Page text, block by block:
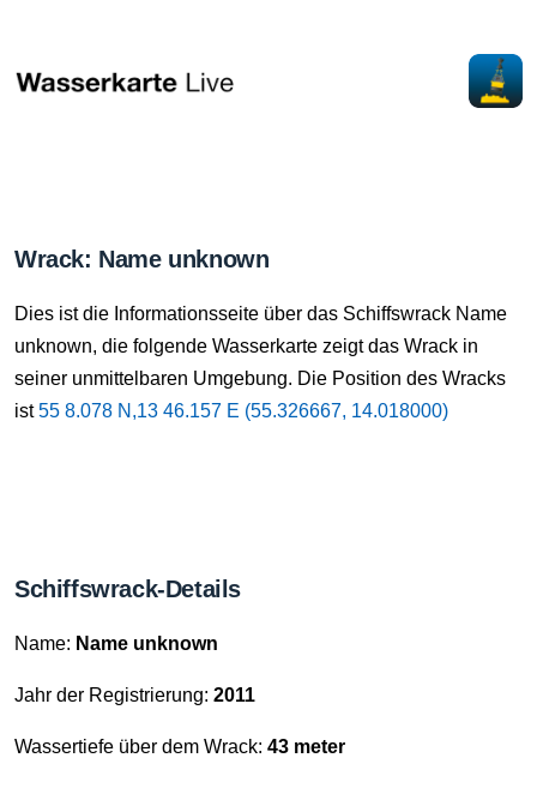
Wrack: Name unknown
Dies ist die Informationsseite über das Schiffswrack Name
unknown, die folgende Wasserkarte zeigt das Wrack in
seiner unmittelbaren Umgebung. Die Position des Wracks
ist55 8.078 N,13 46.157 E (55.326667, 14.018000)
Schiffswrack-Details
Name: Name unknown
Jahr der Registrierung: 2011
Wassertiefe über dem Wrack: 43 meter